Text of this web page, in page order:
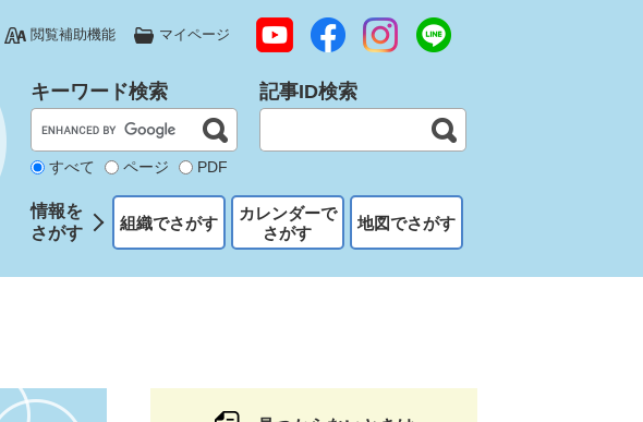
閲覧補助機能 マイページ
キーワード検索
すべて ページ PDF
記事ID検索
情報を
さがす
組織でさがす
カレンダーで
さがす
地図でさがす